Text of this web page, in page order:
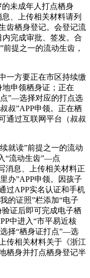
未成年人打点栖身
、上传相关材料请列
齿栖身登记。会登记流
完成审批、签发。合
前提之一的流动生齿，
方要正在市区持续缴
申领栖身证；正在
”—选择对应的打点选
叔”APP申领。正在栖
通过互联网平台（叔叔
就读”前提之一的流动
“流动生齿”—点
消息、上传相关材料正
办”APP申领。因孩子
过APP实名认证和手机
的证照”栏添加“电子
证后即可完成电子栖
中进入“市平易近核
择“栖身证打点”—选
传相关材料关于《浙江
栖身并打点栖身登记半